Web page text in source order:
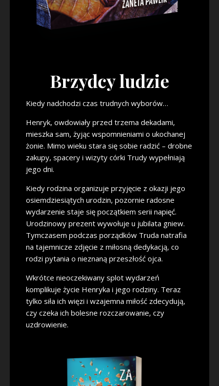
Brzydcy ludzie
Kiedy nadchodzi czas trudnych wyborów…
Henryk, owdowiały przed trzema dekadami,
mieszka sam, żyjąc wspomnieniami o ukochanej
żonie. Mimo wieku stara się sobie radzić – drobne
zakupy, spacery i wizyty córki Trudy wypełniają
jego dni.
Kiedy rodzina organizuje przyjęcie z okazji jego
osiemdziesiątych urodzin, pozornie radosne
wydarzenie staje się początkiem serii napięć.
Urodzinowy prezent wywołuje u jubilata gniew.
Tymczasem podczas porządków Truda natrafia
na tajemnicze zdjęcie z miłosną dedykacją, co
rodzi pytania o nieznaną przeszłość ojca.
Wkrótce nieoczekiwany splot wydarzeń
komplikuje życie Henryka i jego rodziny. Teraz
tylko siła ich więzi i wzajemna miłość zdecydują,
czy czeka ich bolesne rozczarowanie, czy
uzdrowienie.